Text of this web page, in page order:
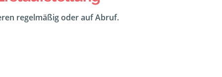
regelmäßig oder auf Abruf.